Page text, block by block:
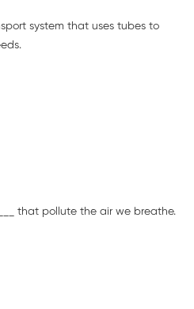
system that uses tubes to
that pollute the air we breathe.